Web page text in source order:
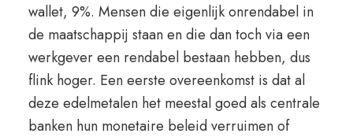
wallet, 9%. Mensen die eigenlijk onrendabel in
de maatschappij staan en die dan toch via een
werkgever een rendabel bestaan hebben, dus
flink hoger. Een eerste overeenkomst is dat al
deze edelmetalen het meestal goed als centrale
banken hun monetaire beleid verruimen of